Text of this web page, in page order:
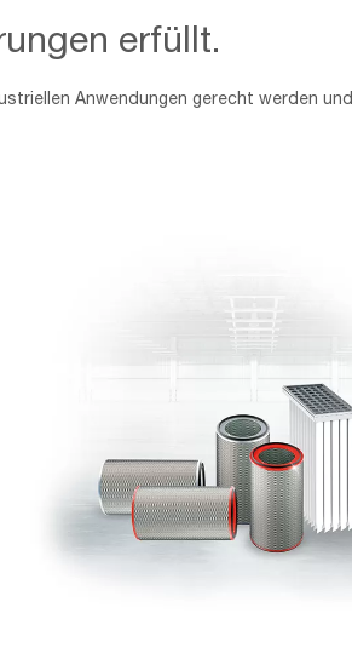
erfüllt.
Anwendungen gerecht werden und